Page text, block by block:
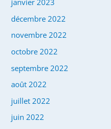
décembre 2022
novembre 2022
octobre 2022
septembre 2022
août 2022
juillet 2022
juin 2022